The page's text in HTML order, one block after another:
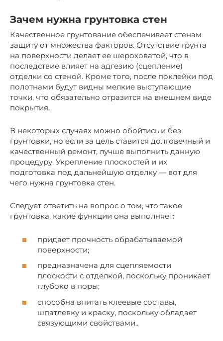
Зачем нужна грунтовка стен
Качественное грунтование обеспечивает стенам
защиту от множества факторов. Отсутствие грунта
на поверхности делает ее шероховатой, что в
последствие влияет на адгезию (сцепление)
отделки со стеной. Кроме того, после поклейки под
полотнами будут видны мелкие выступающие
точки, что обязательно отразится на внешнем виде
покрытия.
В некоторых случаях можно обойтись и без
грунтовки, но если за цель ставится долговечный и
качественный ремонт, лучше выполнить данную
процедуру. Укрепление плоскостей и их
подготовка под дальнейшую отделку — вот для
чего нужна грунтовка стен.
Следует ответить на вопрос о том, что такое
грунтовка, какие функции она выполняет:
придает прочность обрабатываемой
поверхности;
предназначена для сцепляемости
плоскости с отделкой, поскольку проникает
глубоко в поры;
способна впитать клеевые составы,
шпатлевку и краску, поскольку обладает
связующими свойствами..